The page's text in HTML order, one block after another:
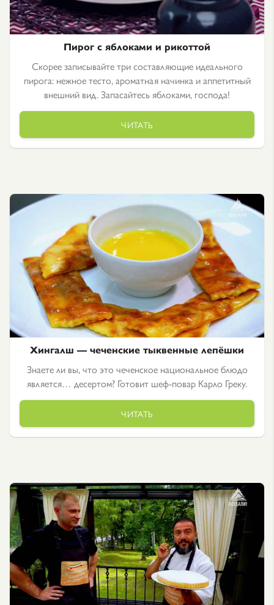
Пирог с яблоками и рикоттой
Скорее записывайте три составляющие идеального
пирога: нежное тесто, ароматная начинка и аппетитный
внешний вид. Запасайтесь яблоками, господа!
ЧИТАТЬ
Хингалш — чеченские тыквенные лепёшки
Знаете ли вы, что это чеченское национальное блюдо
является… десертом? Готовит шеф-повар Карло Греку.
ЧИТАТЬ